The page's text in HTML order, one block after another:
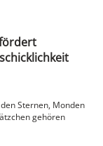
Sternen, Monden
gehören